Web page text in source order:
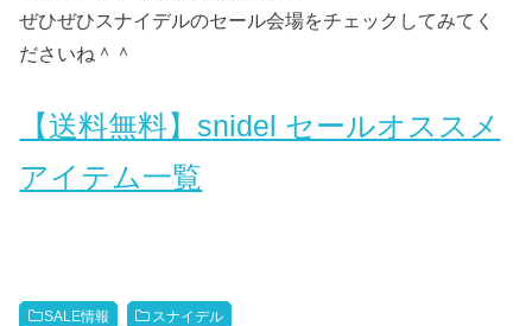
ぜひぜひスナイデルのセール会場をチェックしてみてく
ださいね＾＾
【送料無料】snidel セールオススメ
アイテム一覧
SALE情報 スナイデル